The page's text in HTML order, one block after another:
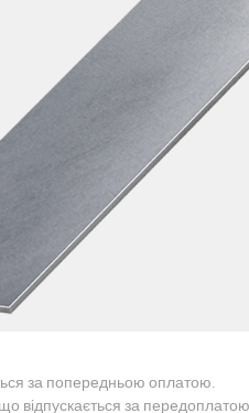
за попередньою оплатою.
відпускається за